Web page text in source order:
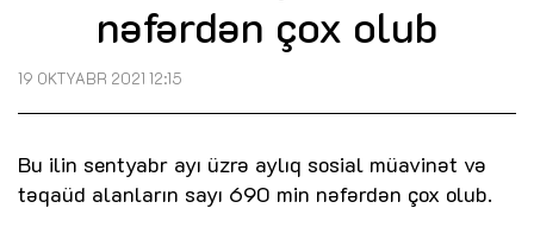
nəfərdən çox olub
19 OKTYABR 2021 12:15
Bu ilin sentyabr ayı üzrə aylıq sosial müavinət və
təqaüd alanların sayı 690 min nəfərdən çox olub.